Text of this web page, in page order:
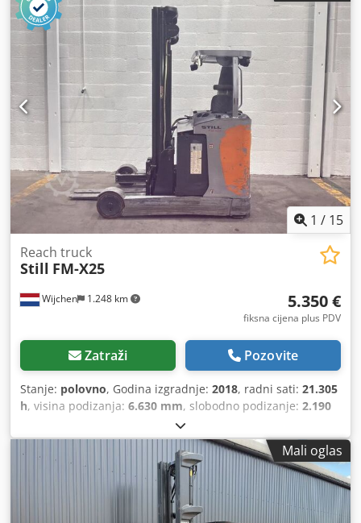
1 / 15
Wijchen 1.248 km
Reach truck
Still FM-X25
5.350 €
fiksna cijena plus PDV
Zatraži Pozovite
Stanje: polovno, Godina izgradnje: 2018, radni sati: 21.305
h, visina podizanja: 6.630 mm, slobodno podizanje: 2.190
, vrsta jarbola:
vilica:1.140 mm, širina vilica:800 mm, ukupna visina:
2.800 mm
2.000 mm , ukupna širina:1.280
srebrni
Mali oglas